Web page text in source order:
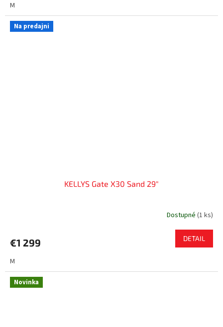
M
Na predajni
KELLYS Gate X30 Sand 29"
Dostupné (1 ks)
€1 299 DETAIL
M
Novinka